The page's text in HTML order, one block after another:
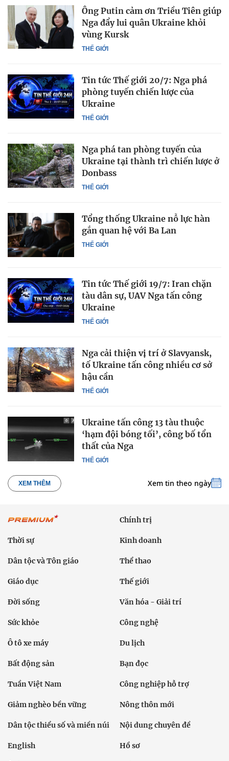
THẾ GIỚI
Ông Putin cảm ơn Triều Tiên giúp
Nga đẩy lui quân Ukraine khỏi
vùng Kursk
THẾ GIỚI
Tin tức Thế giới 20/7: Nga phá
phòng tuyến chiến lược của
Ukraine
THẾ GIỚI
Nga phá tan phòng tuyến của
Ukraine tại thành trì chiến lược ở
Donbass
THẾ GIỚI
Tổng thống Ukraine nỗ lực hàn
gắn quan hệ với Ba Lan
THẾ GIỚI
Tin tức Thế giới 19/7: Iran chặn
tàu dân sự, UAV Nga tấn công
Ukraine
THẾ GIỚI
Nga cải thiện vị trí ở Slavyansk,
tố Ukraine tấn công nhiều cơ sở
hậu cần
THẾ GIỚI
Ukraine tấn công 13 tàu thuộc
‘hạm đội bóng tối’, công bố tổn
thất của Nga
XEM THÊM Xem tin theo ngày
Chính trị
Thời sự Kinh doanh
Dân tộc và Tôn giáo Thể thao
Giáo dục Thế giới
Đời sống Văn hóa - Giải trí
Sức khỏe Công nghệ
Ô tô xe máy Du lịch
Bất động sản Bạn đọc
Tuần Việt Nam Công nghiệp hỗ trợ
Giảm nghèo bền vững Nông thôn mới
Dân tộc thiểu số và miền núi Nội dung chuyên đề
English Hồ sơ